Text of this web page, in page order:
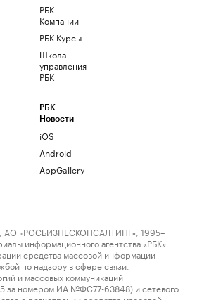
РБК
Компании
РБК Курсы
Школа
управления
РБК
РБК
Новости
iOS
Android
AppGallery
«РОСБИЗНЕСКОНСАЛТИНГ», 1995–
информационного агентства «РБК»
средства массовой информации
по надзору в сфере связи,
и массовых коммуникаций
за номером ИА №ФС77-63848) и сетевого